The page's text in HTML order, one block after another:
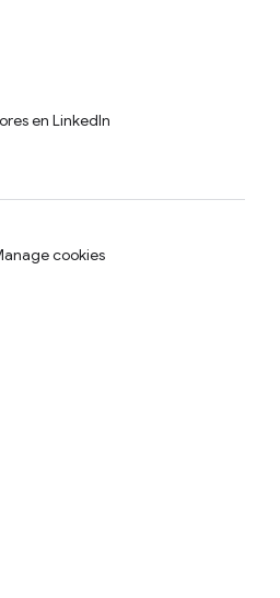
en LinkedIn
cookies